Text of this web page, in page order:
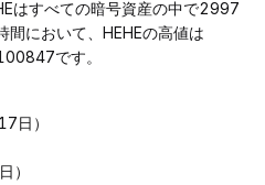
はすべての暗号資産の中で2997
において、HEHEの高値は
です。
日）
）